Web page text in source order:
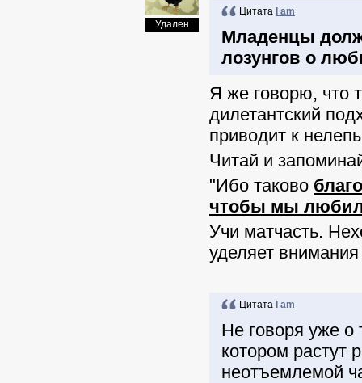
Удален
Цитата I am
Младенцы
лозунгов о
Я же говорю, что
дилетантский
приводит к
Читай и
"Ибо таково
чтобы мы
Учи матчасть.
уделяет
Цитата I am
Не говоря уже о
котором растут
неотъемлемой